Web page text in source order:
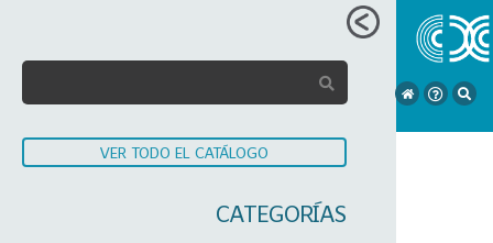
VER TODO EL CATÁLOGO
CATEGORÍAS